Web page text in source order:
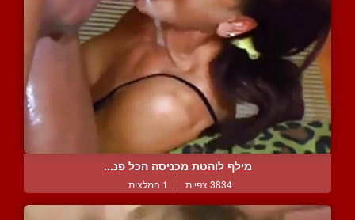
מילף לוהטת מכניסה הכל פנ...
3834 צפיות | 1 המלצות